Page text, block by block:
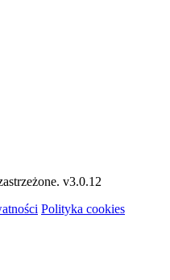
v3.0.12
Polityka cookies